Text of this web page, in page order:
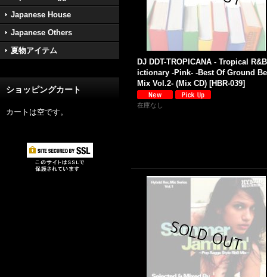
Japanese House
Japanese Others
夏物アイテム
ショッピングカート
カートは空です。
DJ DDT-TROPICANA - Tropical
ictionary -Pink- -Best Of Ground
Mix Vol.2- (Mix CD) [HBR-039]
在庫なし